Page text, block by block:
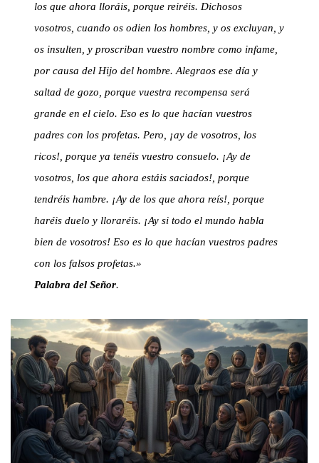
los que ahora lloráis, porque reiréis. Dichosos
vosotros, cuando os odien los hombres, y os excluyan, y
os insulten, y proscriban vuestro nombre como infame,
por causa del Hijo del hombre. Alegraos ese día y
saltad de gozo, porque vuestra recompensa será
grande en el cielo. Eso es lo que hacían vuestros
padres con los profetas. Pero, ¡ay de vosotros, los
ricos!, porque ya tenéis vuestro consuelo. ¡Ay de
vosotros, los que ahora estáis saciados!, porque
tendréis hambre. ¡Ay de los que ahora reís!, porque
haréis duelo y lloraréis. ¡Ay si todo el mundo habla
bien de vosotros! Eso es lo que hacían vuestros padres
con los falsos profetas.»
Palabra del Señor.